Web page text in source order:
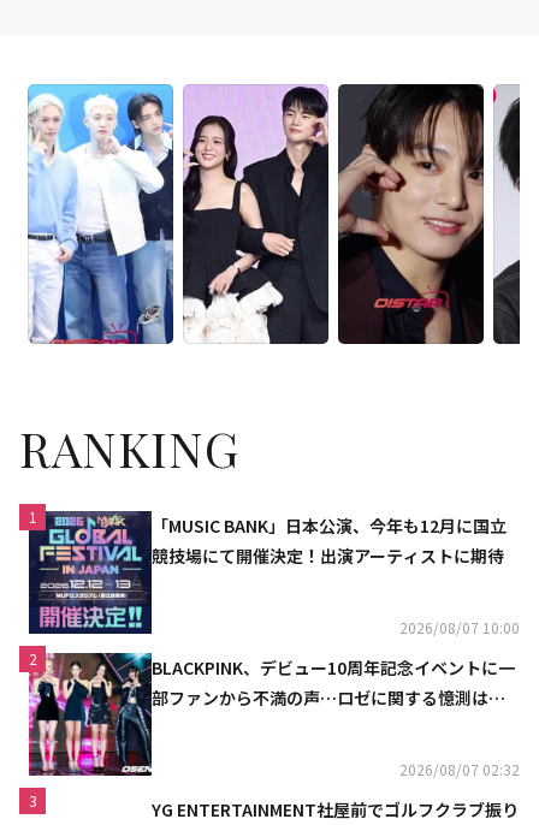
RANKING
1
「MUSIC BANK」日本公演、今年も12月に国立
競技場にて開催決定！出演アーティストに期待
2026/08/07 10:00
2
BLACKPINK、デビュー10周年記念イベントに一
部ファンから不満の声…ロゼに関する憶測は否
2026/08/07 02:32
3
YG ENTERTAINMENT社屋前でゴルフクラブ振り